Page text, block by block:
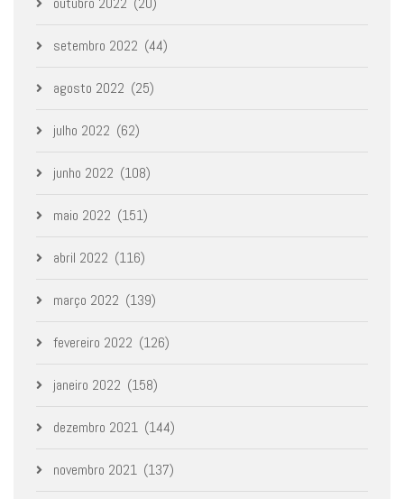
setembro 2022 (44)
agosto 2022 (25)
julho 2022 (62)
junho 2022 (108)
maio 2022 (151)
abril 2022 (116)
março 2022 (139)
fevereiro 2022 (126)
janeiro 2022 (158)
dezembro 2021 (144)
novembro 2021 (137)